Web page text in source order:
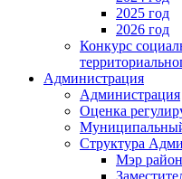
2025 год
2026 год
Конкурс
Администрация
Администрация
Оценка
Структура
Мэр